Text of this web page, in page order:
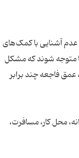
آشنایی با کمک‌های
متوجه شوند که مشکل
عمق فاجعه چند برابر
محل کار، مسافرت،